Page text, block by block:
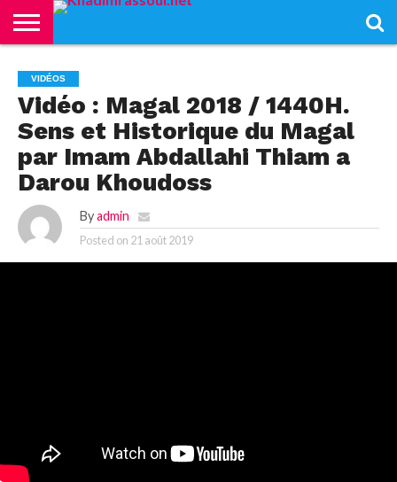
KHADIMRASSOUL
LE
MOURIDISME
ACTUALITÉS
CONTRIBUTIONS
PASS
–
PASS
NETALI
BOROM
NDAME
L’ISLAM
VIDÉOS
VIDÉOS
Vidéo : Magal 2018 / 1440H.
Sens et Historique du Magal
par Imam Abdallahi Thiam a
Darou Khoudoss
By admin
Posted on 21 août 2019